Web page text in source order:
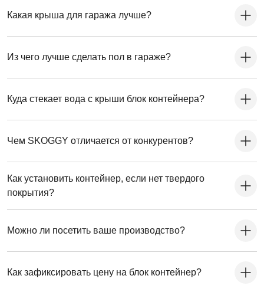
Какая крыша для гаража лучше?
Из чего лучше сделать пол в гараже?
Куда стекает вода с крыши блок контейнера?
Чем SKOGGY отличается от конкурентов?
Как установить контейнер, если нет твердого
покрытия?
Можно ли посетить ваше производство?
Как зафиксировать цену на блок контейнер?